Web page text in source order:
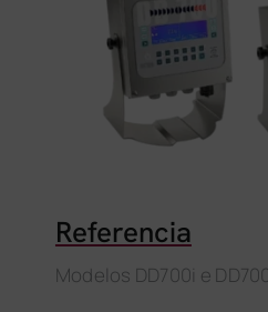
Referencia
Modelos DD700i e